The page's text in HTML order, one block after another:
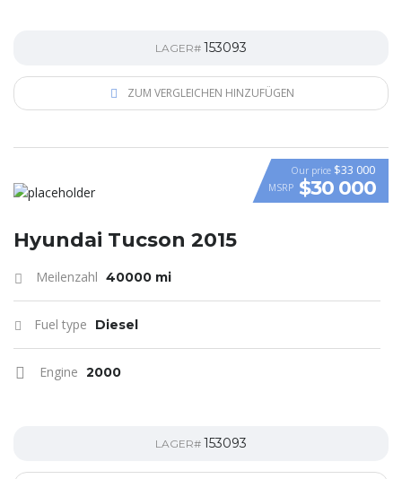
LAGER# 153093
ZUM VERGLEICHEN HINZUFÜGEN
VIDEO
Our price $33 000
MSRP $30 000
Hyundai Tucson 2015
Meilenzahl 40000 mi
Fuel type Diesel
Engine 2000
LAGER# 153093